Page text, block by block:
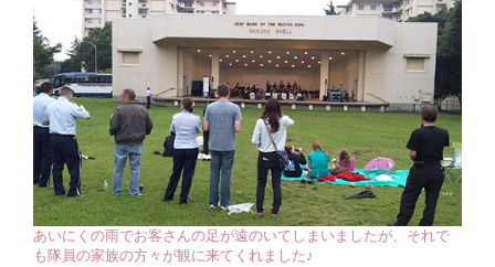
あいにくの雨でお客さんの足が遠のいてしまいましたが、それで
も隊員の家族の方々が観に来てくれました♪